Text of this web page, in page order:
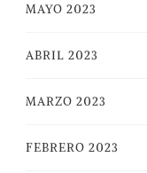
MAYO 2023
ABRIL 2023
MARZO 2023
FEBRERO 2023